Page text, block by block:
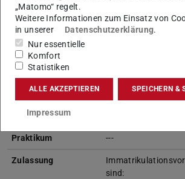
Semester 4
Sprache
Studienbeginn
Zum
Studienbeginn im
Praktikum ---
Zulassung
sind:
„Matomo“ regelt.
Weitere Informationen zum Einsatz von
in unserer
Datenschutzerklärung.
Nur essentielle
Komfort
Statistiken
ALLE AKZEPTIEREN SPEICHERN &
Impressum